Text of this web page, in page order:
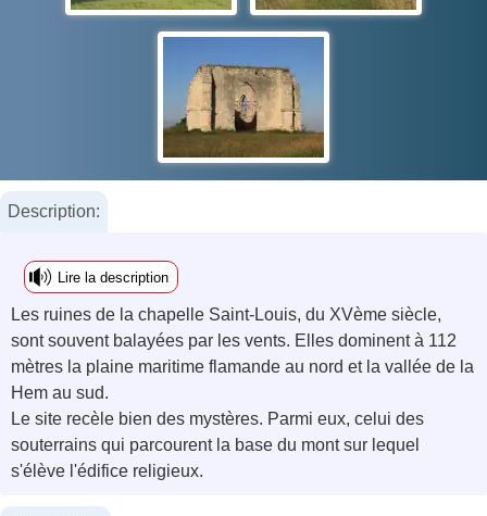
Description:
Lire la description
Les ruines de la chapelle Saint-Louis, du XVème siècle,
sont souvent balayées par les vents. Elles dominent à 112
mètres la plaine maritime flamande au nord et la vallée de la
Hem au sud.
Le site recèle bien des mystères. Parmi eux, celui des
souterrains qui parcourent la base du mont sur lequel
s'élève l'édifice religieux.